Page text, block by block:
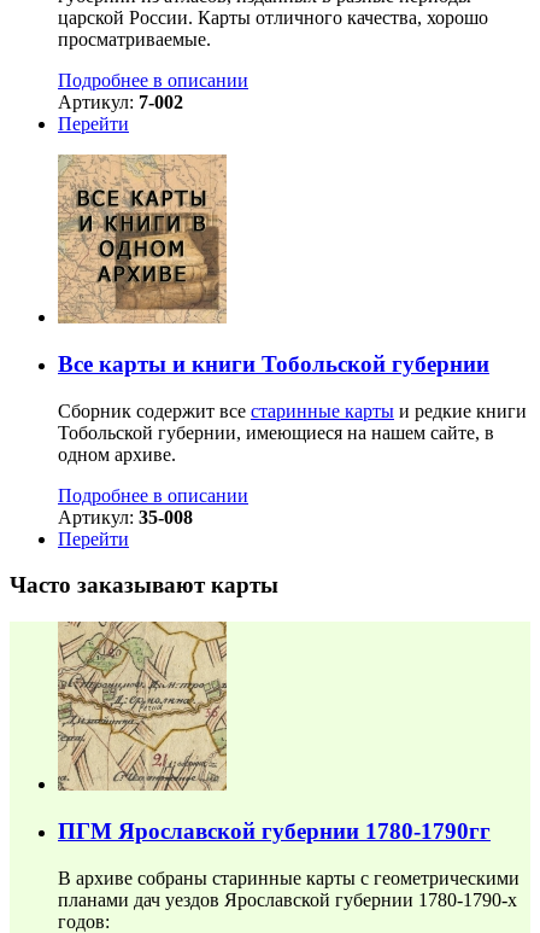
царской России. Карты отличного качества, хорошо
просматриваемые.
Подробнее в описании
Артикул: 7-002
Перейти
Все карты и книги Тобольской губернии
Сборник содержит все старинные карты и редкие книги
Тобольской губернии, имеющиеся на нашем сайте, в
одном архиве.
Подробнее в описании
Артикул: 35-008
Перейти
Часто заказывают карты
ПГМ Ярославской губернии 1780-1790гг
В архиве собраны старинные карты с геометрическими
планами дач уездов Ярославской губернии 1780-1790-х
годов: